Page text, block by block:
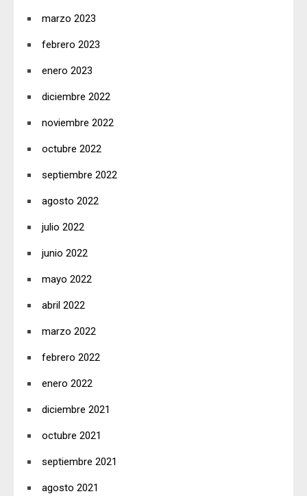
marzo 2023
febrero 2023
enero 2023
diciembre 2022
noviembre 2022
octubre 2022
septiembre 2022
agosto 2022
julio 2022
junio 2022
mayo 2022
abril 2022
marzo 2022
febrero 2022
enero 2022
diciembre 2021
octubre 2021
septiembre 2021
agosto 2021